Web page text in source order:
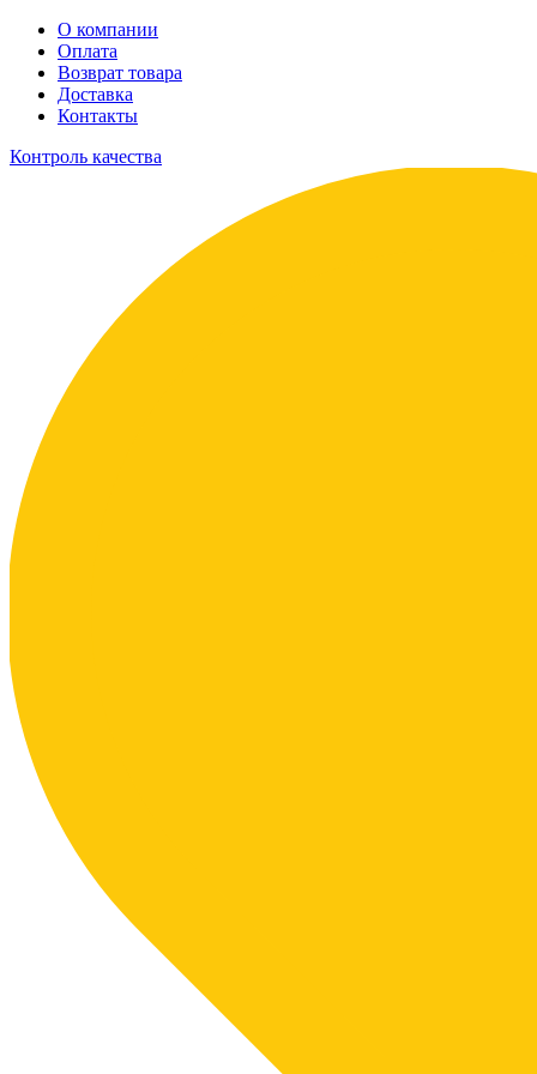
О компании
Оплата
Возврат товара
Доставка
Контакты
Контроль качества